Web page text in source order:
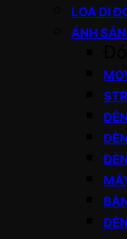
LOA DI
ÁNH